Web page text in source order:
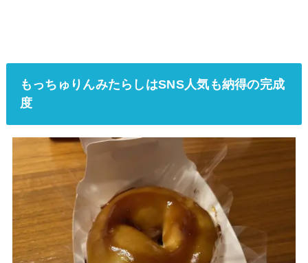
もっちゅりんみたらしはSNS人気も納得の完成
度